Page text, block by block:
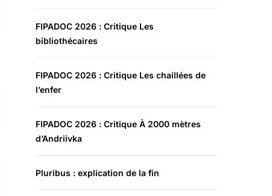
FIPADOC 2026 : Critique Les
bibliothécaires
FIPADOC 2026 : Critique Les chaillées de
l’enfer
FIPADOC 2026 : Critique À 2000 mètres
d’Andriivka
Pluribus : explication de la fin